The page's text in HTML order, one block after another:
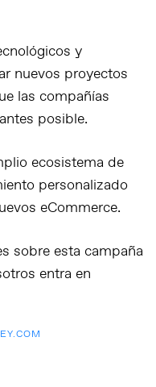
y
nuevos proyectos
las compañías
posible.
ecosistema de
personalizado
eCommerce.
sobre esta campaña
entra en